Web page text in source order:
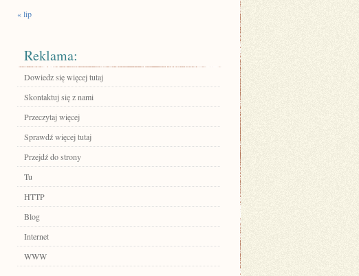
« lip
Reklama:
Dowiedz się więcej tutaj
Skontaktuj się z nami
Przeczytaj więcej
Sprawdź więcej tutaj
Przejdź do strony
Tu
HTTP
Blog
Internet
WWW